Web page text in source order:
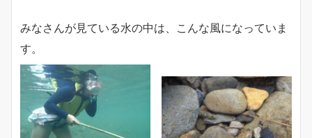
みなさんが見ている水の中は、こんな風になっていま
す。